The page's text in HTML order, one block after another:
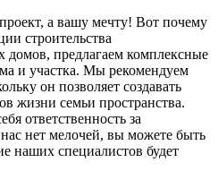
а вашу мечту! Вот почему
строительства
домов, предлагаем комплексные
и участка. Мы рекомендуем
он позволяет создавать
жизни семьи пространства.
ответственность за
нет мелочей, вы можете быть
наших специалистов будет